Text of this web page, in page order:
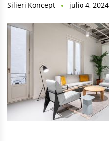
Silieri Koncept julio 4, 2024